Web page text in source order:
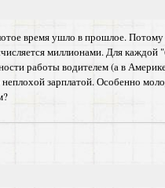
время ушло в прошлое.
миллионами. Для
работы водителем (а в
зарплатой. Особенно